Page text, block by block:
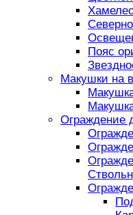
Пояс
Макушки на
Ограждение